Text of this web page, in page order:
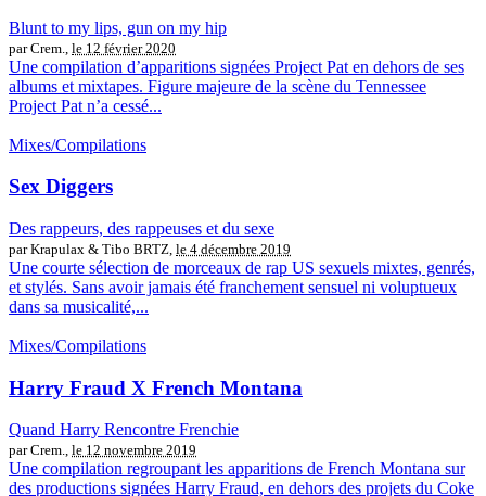
Blunt to my lips, gun on my hip
par Crem., le 12 février 2020
Une compilation d’apparitions signées Project Pat en dehors de ses
albums et mixtapes. Figure majeure de la scène du Tennessee
Project Pat n’a cessé...
Mixes/Compilations
Sex Diggers
Des rappeurs, des rappeuses et du sexe
par Krapulax & Tibo BRTZ, le 4 décembre 2019
Une courte sélection de morceaux de rap US sexuels mixtes, genrés,
et stylés. Sans avoir jamais été franchement sensuel ni voluptueux
dans sa musicalité,...
Mixes/Compilations
Harry Fraud X French Montana
Quand Harry Rencontre Frenchie
par Crem., le 12 novembre 2019
Une compilation regroupant les apparitions de French Montana sur
des productions signées Harry Fraud, en dehors des projets du Coke